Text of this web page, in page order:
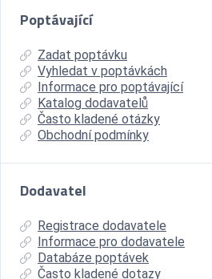
Poptávající
Zadat poptávku
Vyhledat v poptávkách
Informace pro poptávající
Katalog dodavatelů
Často kladené otázky
Obchodní podmínky
Dodavatel
Registrace dodavatele
Informace pro dodavatele
Databáze poptávek
Často kladené dotazy